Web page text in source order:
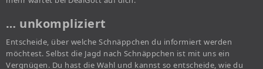
… unkompliziert
Entscheide, über welche Schnäppchen du informiert werden
möchtest. Selbst die Jagd nach Schnäppchen ist mit uns ein
Vergnügen. Du hast die Wahl und kannst so entscheide, wie du